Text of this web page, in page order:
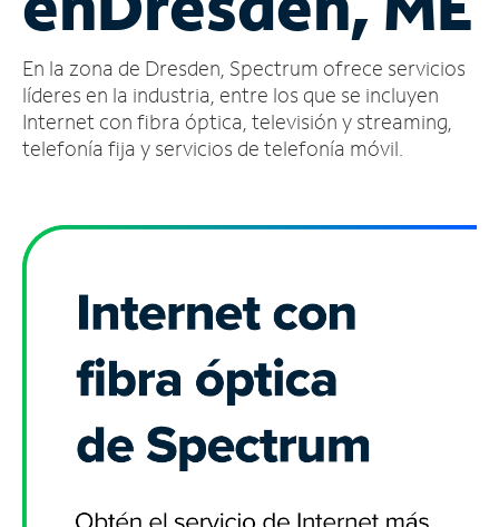
cuenta
Encuentra
una
tienda
En la zona de Dresden, Spectrum ofrece servicios
líderes en la industria, entre los que se incluyen
Internet con fibra óptica, televisión y streaming,
telefonía fija y servicios de telefonía móvil.